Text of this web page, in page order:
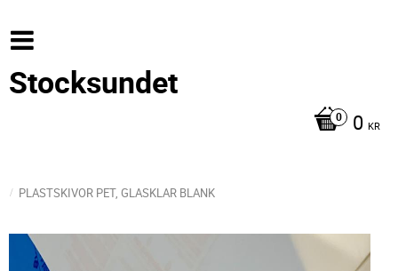
Stocksundet
0 KR
PLASTSKIVOR PET, GLASKLAR BLANK